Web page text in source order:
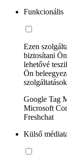
Funkcionális
Ezen
biztosítani
lehetővé
Ön
Google Tag
Microsoft
Freshchat
Külső